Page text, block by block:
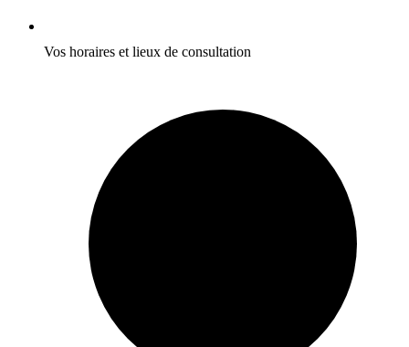
Vos horaires et lieux de consultation